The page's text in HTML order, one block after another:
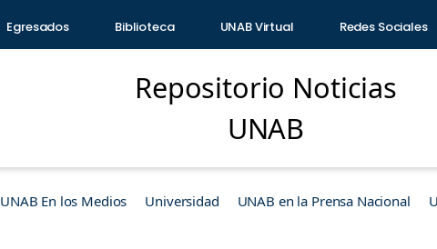
Egresados Biblioteca UNAB Virtual Redes Sociales
Repositorio Noticias
UNAB
UNAB En los Medios Universidad UNAB en la Prensa Nacional